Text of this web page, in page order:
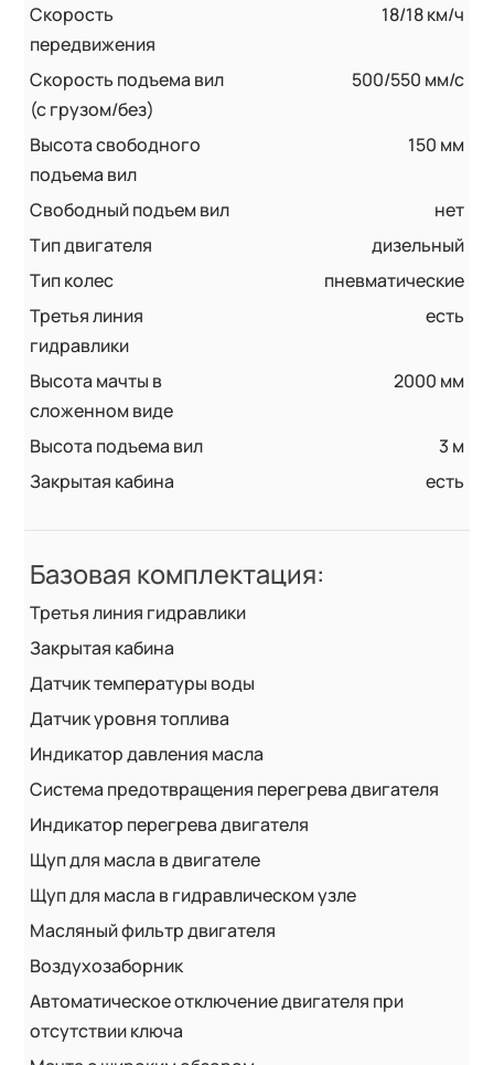
Скорость
передвижения
18/18 км/ч
Скорость подъема вил
(с грузом/без)
500/550 мм/с
Высота свободного
подъема вил
150 мм
Свободный подъем вил
нет
Тип двигателя
дизельный
Тип колес
пневматические
Третья линия
гидравлики
есть
Высота мачты в
сложенном виде
2000 мм
Высота подъема вил
3 м
Закрытая кабина
есть
Базовая комплектация:
Третья линия гидравлики
Закрытая кабина
Датчик температуры воды
Датчик уровня топлива
Индикатор давления масла
Система предотвращения перегрева двигателя
Индикатор перегрева двигателя
Щуп для масла в двигателе
Щуп для масла в гидравлическом узле
Масляный фильтр двигателя
Воздухозаборник
Автоматическое отключение двигателя при
отсутствии ключа